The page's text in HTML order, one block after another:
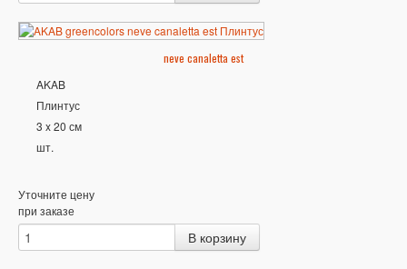
neve canaletta est
AKAB
Плинтус
3 x 20 см
шт.
Уточните цену
при заказе